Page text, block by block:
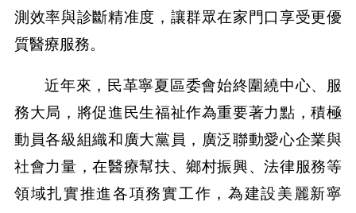
測效率與診斷精准度，讓群眾在家門口享受更優
質醫療服務。
近年來，民革寧夏區委會始終圍繞中心、服
務大局，將促進民生福祉作為重要著力點，積極
動員各級組織和廣大黨員，廣泛聯動愛心企業與
社會力量，在醫療幫扶、鄉村振興、法律服務等
領域扎實推進各項務實工作，為建設美麗新寧